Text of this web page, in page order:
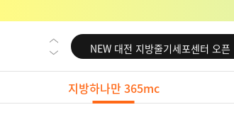
NEW 교대 지방줄기세포센터 오픈
NEW 대전 지방줄기세포센터 오픈
NEW 노원 지방줄기세포센터 오픈
NEW 미국 LA점 오픈
지방하나만 365mc